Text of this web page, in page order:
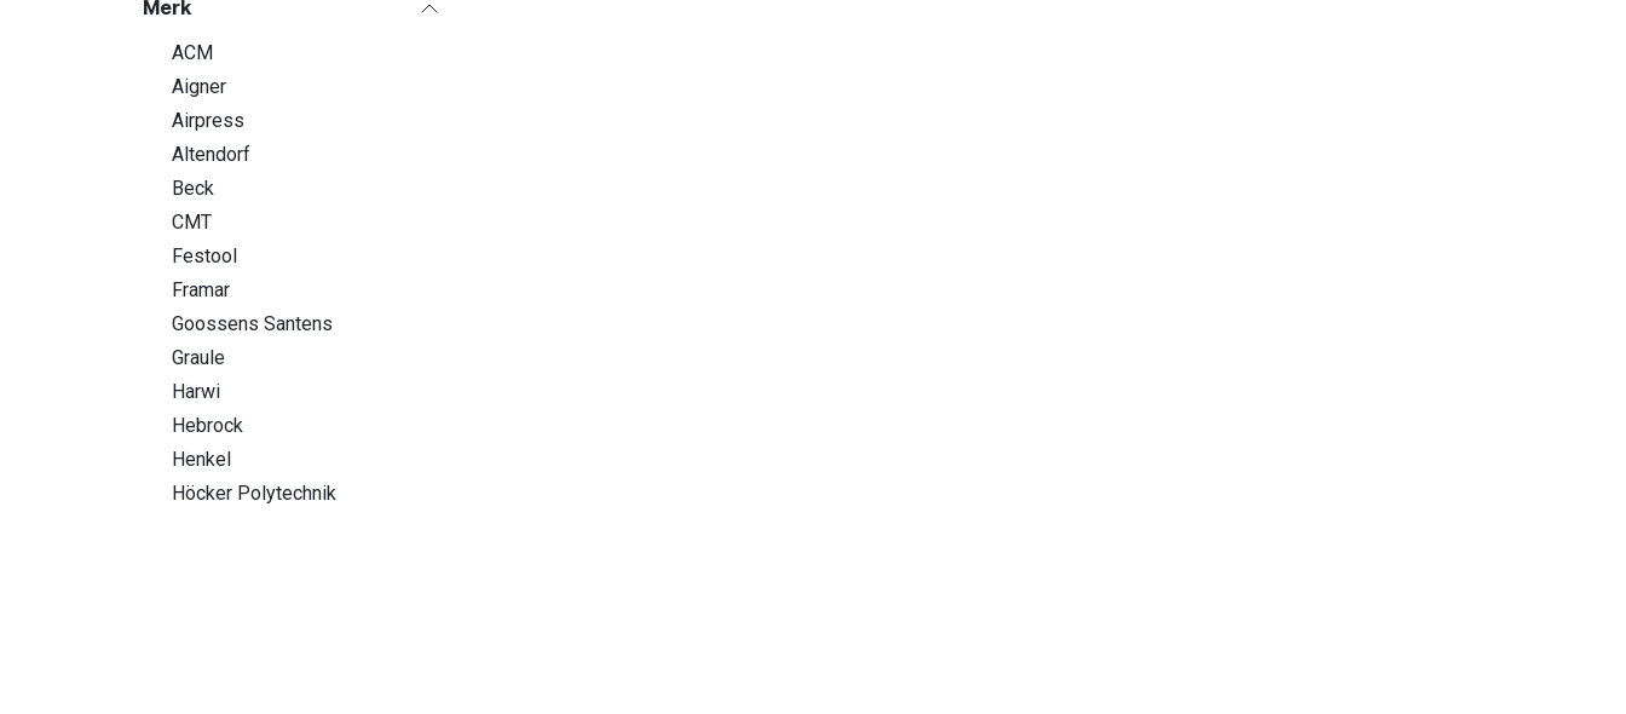
Merk
ACM
Aigner
Airpress
Altendorf
Beck
CMT
Festool
Framar
Goossens Santens
Graule
Harwi
Hebrock
Henkel
Höcker Polytechnik